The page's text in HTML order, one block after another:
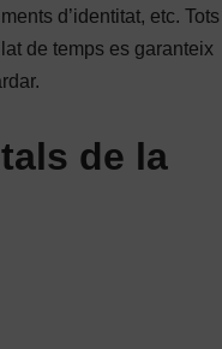
d’identitat, etc. Tots
de temps es garanteix
de la